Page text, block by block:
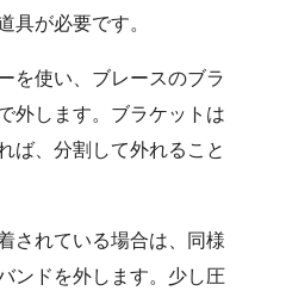
具が必要です。
を使い、ブレースのブラ
外します。ブラケットは
ば、分割して外れること
されている場合は、同様
ンドを外します。少し圧